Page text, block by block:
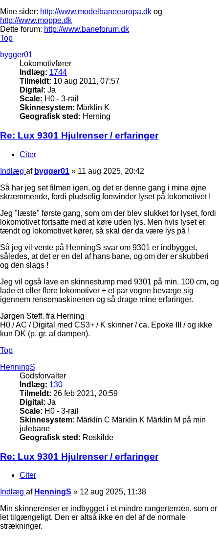
Mine sider: http://www.modelbaneeuropa.dk og
http://www.moppe.dk
Dette forum: http://www.baneforum.dk
Top
bygger01
Lokomotivfører
Indlæg: 1744
Tilmeldt: 10 aug 2011, 07:57
Digital: Ja
Scale: H0 - 3-rail
Skinnesystem: Märklin K
Geografisk sted: Herning
Re: Lux 9301 Hjulrenser / erfaringer
Citer
Indlæg af bygger01 » 11 aug 2025, 20:42
Så har jeg set filmen igen, og det er denne gang i mine øjne
skræmmende, fordi pludselig forsvinder lyset på lokomotivet !
Jeg "læste" første gang, som om der blev slukket for lyset, fordi
lokomotivet fortsatte med at køre uden lys. Men hvis lyset er
tændt og lokomotivet kører, så skal der da være lys på !
Så jeg vil vente på HenningS svar om 9301 er indbygget,
således, at det er en del af hans bane, og om der er skubberi
og den slags !
Jeg vil også lave en skinnestump med 9301 på min. 100 cm, og
lade et eller flere lokomotiver + et par vogne bevæge sig
igennem rensemaskinenen og så drage mine erfaringer.
Jørgen Steff. fra Herning
H0 / AC / Digital med CS3+ / K skinner / ca. Epoke III / og ikke
kun DK (p. gr. af dampen).
Top
HenningS
Godsforvalter
Indlæg: 130
Tilmeldt: 26 feb 2021, 20:59
Digital: Ja
Scale: H0 - 3-rail
Skinnesystem: Märklin C Märklin K Märklin M på min
julebane
Geografisk sted: Roskilde
Re: Lux 9301 Hjulrenser / erfaringer
Citer
Indlæg af HenningS » 12 aug 2025, 11:38
Min skinnerenser er indbygget i et mindre rangerterræn, som er
let tilgængeligt. Den er altså ikke en del af de normale
strækninger.